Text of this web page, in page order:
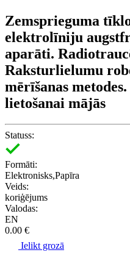
Zemsprieguma
elektrolīniju
aparāti.
Raksturlielumu
mērīšanas
lietošanai mājās
Statuss:
Formāti:
Elektronisks,Papīra
Veids:
koriģējums
Valodas:
EN
0.00 €
Ielikt grozā